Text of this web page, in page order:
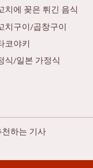
치에 꽂은 튀긴 음식
치구이/곱창구이
코야키
식/일본 가정식
천하는 기사